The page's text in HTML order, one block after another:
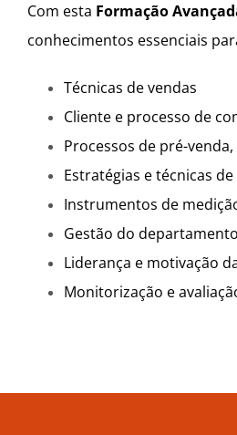
Com esta Formação
conhecimentos essenciais
Técnicas de vendas
Cliente e processo de
Processos de pré-
Estratégias e técnicas
Instrumentos de
Gestão do
Liderança e motivação
Monitorização e